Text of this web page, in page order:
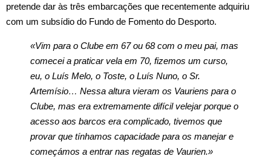
pretende dar às três embarcações que recentemente adquiriu
com um subsídio do Fundo de Fomento do Desporto.
«Vim para o Clube em 67 ou 68 com o meu pai, mas
comecei a praticar vela em 70, fizemos um curso,
eu, o Luís Melo, o Toste, o Luís Nuno, o Sr.
Artemísio… Nessa altura vieram os Vauriens para o
Clube, mas era extremamente difícil velejar porque o
acesso aos barcos era complicado, tivemos que
provar que tínhamos capacidade para os manejar e
começámos a entrar nas regatas de Vaurien.»